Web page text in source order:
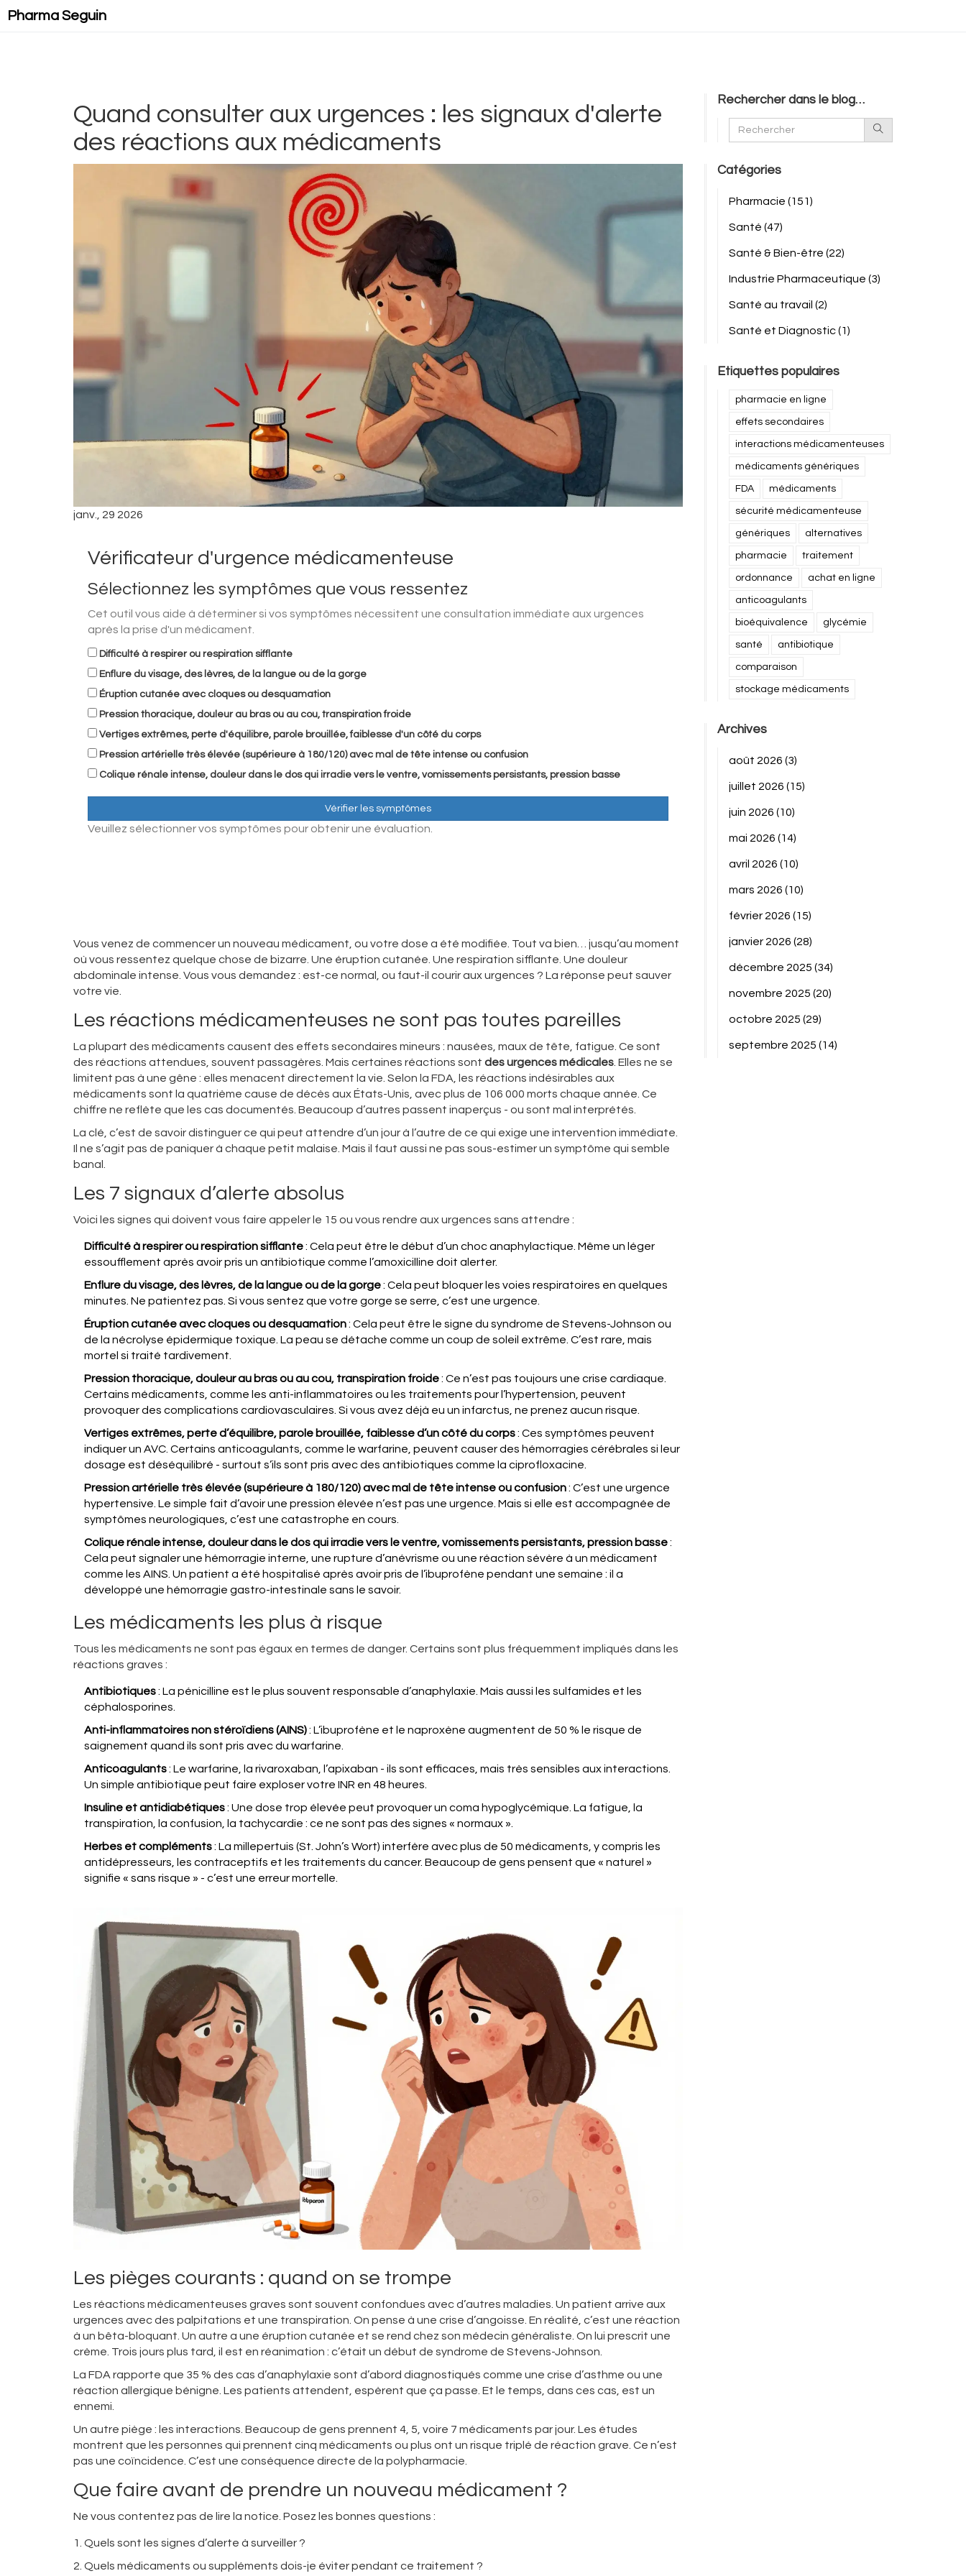
Pharma Seguin
Quand consulter aux urgences : les signaux d'alerte
des réactions aux médicaments
janv., 29 2026
Vérificateur d'urgence médicamenteuse
Sélectionnez les symptômes que vous ressentez
Cet outil vous aide à déterminer si vos symptômes nécessitent une consultation immédiate aux urgences
après la prise d'un médicament.
Difficulté à respirer ou respiration sifflante
Enflure du visage, des lèvres, de la langue ou de la gorge
Éruption cutanée avec cloques ou desquamation
Pression thoracique, douleur au bras ou au cou, transpiration froide
Vertiges extrêmes, perte d'équilibre, parole brouillée, faiblesse d'un côté du corps
Pression artérielle très élevée (supérieure à 180/120) avec mal de tête intense ou confusion
Colique rénale intense, douleur dans le dos qui irradie vers le ventre, vomissements persistants, pression basse
Vérifier les symptômes
Veuillez sélectionner vos symptômes pour obtenir une évaluation.
Vous venez de commencer un nouveau médicament, ou votre dose a été modifiée. Tout va bien… jusqu’au moment
où vous ressentez quelque chose de bizarre. Une éruption cutanée. Une respiration sifflante. Une douleur
abdominale intense. Vous vous demandez : est-ce normal, ou faut-il courir aux urgences ? La réponse peut sauver
votre vie.
Les réactions médicamenteuses ne sont pas toutes pareilles
La plupart des médicaments causent des effets secondaires mineurs : nausées, maux de tête, fatigue. Ce sont
des réactions attendues, souvent passagères. Mais certaines réactions sont des urgences médicales . Elles ne se
limitent pas à une gêne : elles menacent directement la vie. Selon la FDA, les réactions indésirables aux
médicaments sont la quatrième cause de décès aux États-Unis, avec plus de 106 000 morts chaque année. Ce
chiffre ne reflète que les cas documentés. Beaucoup d’autres passent inaperçus - ou sont mal interprétés.
La clé, c’est de savoir distinguer ce qui peut attendre d’un jour à l’autre de ce qui exige une intervention immédiate.
Il ne s’agit pas de paniquer à chaque petit malaise. Mais il faut aussi ne pas sous-estimer un symptôme qui semble
banal.
Les 7 signaux d’alerte absolus
Voici les signes qui doivent vous faire appeler le 15 ou vous rendre aux urgences sans attendre :
Difficulté à respirer ou respiration sifflante: Cela peut être le début d’un choc anaphylactique. Même un léger
essoufflement après avoir pris un antibiotique comme l’amoxicilline doit alerter.
Enflure du visage, des lèvres, de la langue ou de la gorge: Cela peut bloquer les voies respiratoires en quelques
minutes. Ne patientez pas. Si vous sentez que votre gorge se serre, c’est une urgence.
Éruption cutanée avec cloques ou desquamation: Cela peut être le signe du syndrome de Stevens-Johnson ou
de la nécrolyse épidermique toxique. La peau se détache comme un coup de soleil extrême. C’est rare, mais
mortel si traité tardivement.
Pression thoracique, douleur au bras ou au cou, transpiration froide: Ce n’est pas toujours une crise cardiaque.
Certains médicaments, comme les anti-inflammatoires ou les traitements pour l’hypertension, peuvent
provoquer des complications cardiovasculaires. Si vous avez déjà eu un infarctus, ne prenez aucun risque.
Vertiges extrêmes, perte d’équilibre, parole brouillée, faiblesse d’un côté du corps: Ces symptômes peuvent
indiquer un AVC. Certains anticoagulants, comme le warfarine, peuvent causer des hémorragies cérébrales si leur
dosage est déséquilibré - surtout s’ils sont pris avec des antibiotiques comme la ciprofloxacine.
Pression artérielle très élevée (supérieure à 180/120) avec mal de tête intense ou confusion: C’est une urgence
hypertensive. Le simple fait d’avoir une pression élevée n’est pas une urgence. Mais si elle est accompagnée de
symptômes neurologiques, c’est une catastrophe en cours.
Colique rénale intense, douleur dans le dos qui irradie vers le ventre, vomissements persistants, pression basse:
Cela peut signaler une hémorragie interne, une rupture d’anévrisme ou une réaction sévère à un médicament
comme les AINS. Un patient a été hospitalisé après avoir pris de l’ibuprofène pendant une semaine : il a
développé une hémorragie gastro-intestinale sans le savoir.
Les médicaments les plus à risque
Tous les médicaments ne sont pas égaux en termes de danger. Certains sont plus fréquemment impliqués dans les
réactions graves :
Antibiotiques: La pénicilline est le plus souvent responsable d’anaphylaxie. Mais aussi les sulfamides et les
céphalosporines.
Anti-inflammatoires non stéroïdiens (AINS): L’ibuprofène et le naproxène augmentent de 50 % le risque de
saignement quand ils sont pris avec du warfarine.
Anticoagulants: Le warfarine, la rivaroxaban, l’apixaban - ils sont efficaces, mais très sensibles aux interactions.
Un simple antibiotique peut faire exploser votre INR en 48 heures.
Insuline et antidiabétiques: Une dose trop élevée peut provoquer un coma hypoglycémique. La fatigue, la
transpiration, la confusion, la tachycardie : ce ne sont pas des signes « normaux ».
Herbes et compléments: La millepertuis (St. John’s Wort) interfère avec plus de 50 médicaments, y compris les
antidépresseurs, les contraceptifs et les traitements du cancer. Beaucoup de gens pensent que « naturel »
signifie « sans risque » - c’est une erreur mortelle.
Les pièges courants : quand on se trompe
Les réactions médicamenteuses graves sont souvent confondues avec d’autres maladies. Un patient arrive aux
urgences avec des palpitations et une transpiration. On pense à une crise d’angoisse. En réalité, c’est une réaction
à un bêta-bloquant. Un autre a une éruption cutanée et se rend chez son médecin généraliste. On lui prescrit une
crème. Trois jours plus tard, il est en réanimation : c’était un début de syndrome de Stevens-Johnson.
La FDA rapporte que 35 % des cas d’anaphylaxie sont d’abord diagnostiqués comme une crise d’asthme ou une
réaction allergique bénigne. Les patients attendent, espèrent que ça passe. Et le temps, dans ces cas, est un
ennemi.
Un autre piège : les interactions. Beaucoup de gens prennent 4, 5, voire 7 médicaments par jour. Les études
montrent que les personnes qui prennent cinq médicaments ou plus ont un risque triplé de réaction grave. Ce n’est
pas une coïncidence. C’est une conséquence directe de la polypharmacie.
Que faire avant de prendre un nouveau médicament ?
Ne vous contentez pas de lire la notice. Posez les bonnes questions :
Quels sont les signes d’alerte à surveiller ?
Quels médicaments ou suppléments dois-je éviter pendant ce traitement ?
Rechercher dans le blog…
Catégories
Pharmacie (151)
Santé (47)
Santé & Bien-être (22)
Industrie Pharmaceutique (3)
Santé au travail (2)
Santé et Diagnostic(1)
Etiquettes populaires
pharmacie en ligne
effets secondaires
interactions médicamenteuses
médicaments génériques
FDA médicaments
sécurité médicamenteuse
génériques alternatives
pharmacie traitement
ordonnance achat en ligne
anticoagulants
bioéquivalence glycémie
santé antibiotique
comparaison
stockage médicaments
Archives
août 2026 (3)
juillet 2026 (15)
juin 2026 (10)
mai 2026 (14)
avril 2026 (10)
mars 2026 (10)
février 2026 (15)
janvier 2026 (28)
décembre 2025 (34)
novembre 2025 (20)
octobre 2025 (29)
septembre 2025 (14)